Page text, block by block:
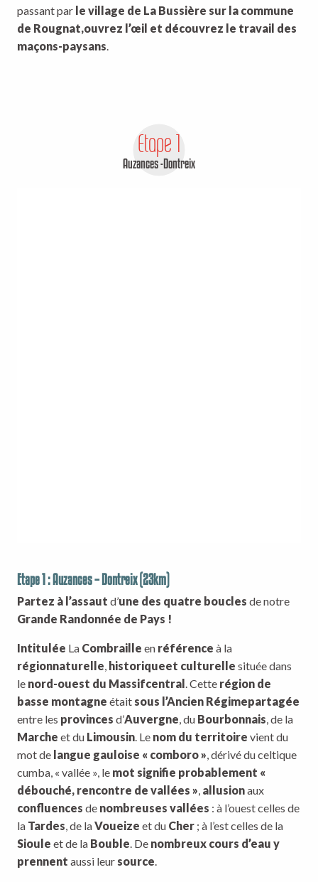
passant par le village de La Bussière sur la commune
de Rougnat,ouvrez l’œil et découvrez le travail des
maçons-paysans.
Etape 1
Auzances -Dontreix
Etape 1 : Auzances – Dontreix (23km)
Partez à l’assaut d’une des quatre boucles de notre
Grande Randonnée de Pays !
Intitulée La Combraille en référence à la
régionnaturelle, historiqueet culturelle située dans
le nord-ouest du Massifcentral. Cette région de
basse montagne était sous l’Ancien Régimepartagée
entre les provinces d’Auvergne, du Bourbonnais, de la
Marche et du Limousin. Le nom du territoire vient du
mot de langue gauloise « comboro », dérivé du celtique
cumba, « vallée », le mot signifie probablement «
débouché, rencontre de vallées », allusionaux
confluences de nombreuses vallées : à l’ouest celles de
la Tardes, de laVoueize et du Cher ; à l’est celles de la
Sioule et de la Bouble. De nombreux cours d’eau y
prennent aussi leur source.